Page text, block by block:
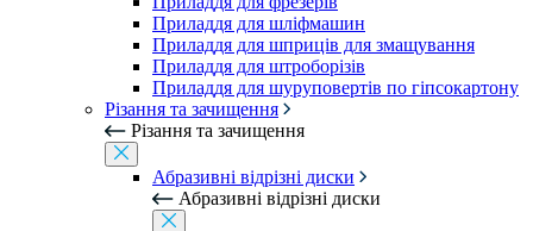
Приладдя для шліфмашин
Приладдя для шприців для змащування
Приладдя для штроборізів
Приладдя для шуруповертів по гіпсокартону
Різання та зачищення
Різання та зачищення
Абразивні відрізні диски
Абразивні відрізні диски